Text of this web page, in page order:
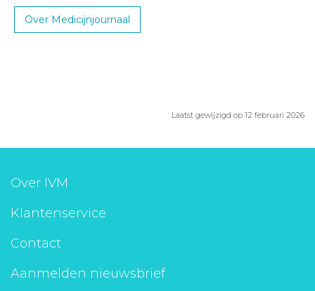
Over Medicijnjournaal
Laatst gewijzigd op 12 februari 2026
Over IVM
Klantenservice
Contact
Aanmelden nieuwsbrief